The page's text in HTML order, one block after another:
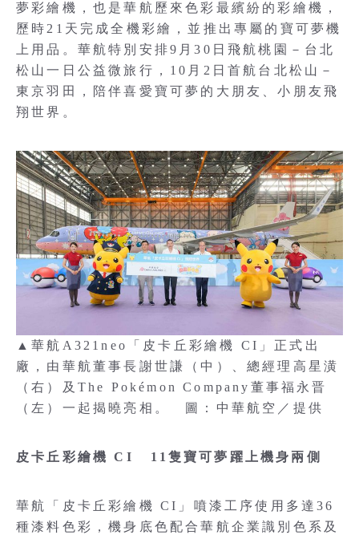
夢彩繪機，也是華航歷來色彩最繽紛的彩繪機，
歷時21天完成全機彩繪，並推出專屬的寶可夢機
上用品。華航特別安排9月30日飛航桃園－台北
松山一日公益微旅行，10月2日首航台北松山－
東京羽田，陪伴喜愛寶可夢的大朋友、小朋友飛
翔世界。
▲華航A321neo「皮卡丘彩繪機 CI」正式出
廠，由華航董事長謝世謙（中）、總經理高星潢
（右）及The Pokémon Company董事福永晋
（左）一起揭曉亮相。 圖：中華航空／提供
皮卡丘彩繪機 CI 11隻寶可夢躍上機身兩側
華航「皮卡丘彩繪機 CI」噴漆工序使用多達36
種漆料色彩，機身底色配合華航企業識別色系及